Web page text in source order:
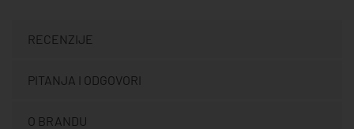
RECENZIJE
PITANJA I ODGOVORI
O BRANDU